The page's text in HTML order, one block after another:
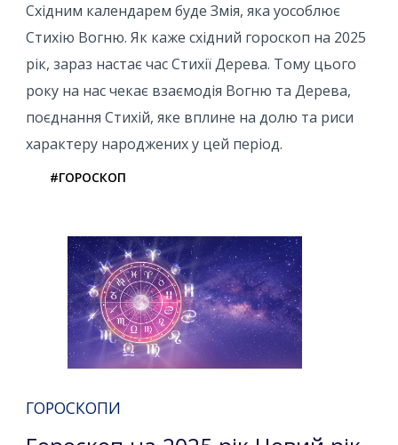
Східним календарем буде Змія, яка уособлює
Стихію Вогню. Як каже східний гороскоп на 2025
рік, зараз настає час Стихії Дерева. Тому цього
року на нас чекає взаємодія Вогню та Дерева,
поєднання Стихій, яке вплине на долю та риси
характеру народжених у цей період.
#ГОРОСКОП
ГОРОСКОПИ